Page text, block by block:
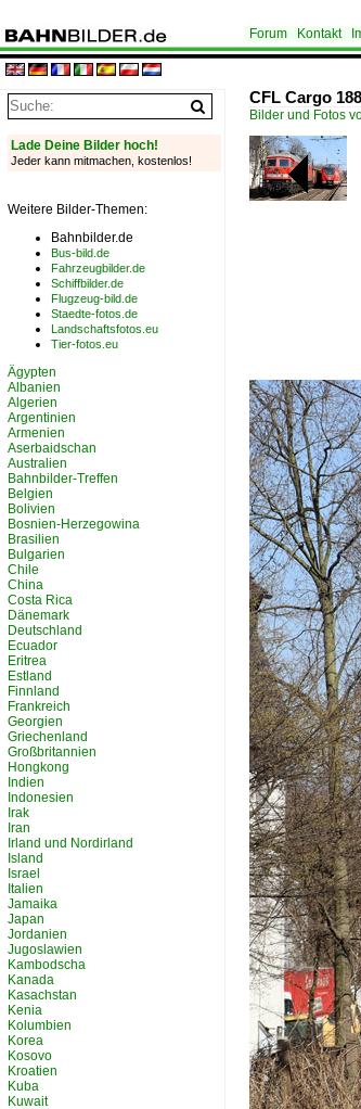
Forum Kontakt
CFL Cargo
Bilder und Fotos
Lade Deine Bilder hoch!
Jeder kann mitmachen, kostenlos!
Weitere Bilder-Themen:
Bahnbilder.de
Bus-bild.de
Fahrzeugbilder.de
Schiffbilder.de
Flugzeug-bild.de
Staedte-fotos.de
Landschaftsfotos.eu
Tier-fotos.eu
Ägypten
Albanien
Algerien
Argentinien
Armenien
Aserbaidschan
Australien
Bahnbilder-Treffen
Belgien
Bolivien
Bosnien-Herzegowina
Brasilien
Bulgarien
Chile
China
Costa Rica
Dänemark
Deutschland
Ecuador
Eritrea
Estland
Finnland
Frankreich
Georgien
Griechenland
Großbritannien
Hongkong
Indien
Indonesien
Irak
Iran
Irland und Nordirland
Island
Israel
Italien
Jamaika
Japan
Jordanien
Jugoslawien
Kambodscha
Kanada
Kasachstan
Kenia
Kolumbien
Korea
Kosovo
Kroatien
Kuba
Kuwait